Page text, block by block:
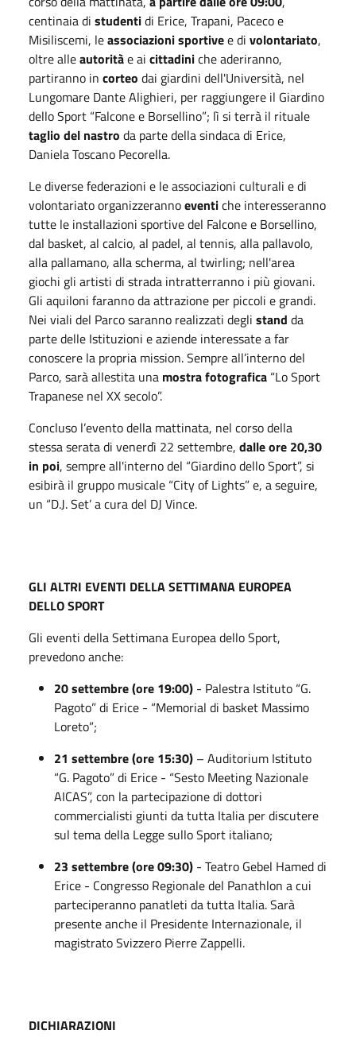
centinaia di studentidi Erice, Trapani, Paceco e
Misiliscemi, leassociazioni sportivee di volontariato,
oltre alleautoritàe ai cittadiniche aderiranno,
partiranno in corteo dai giardini dell'Università, nel
Lungomare Dante Alighieri, per raggiungere il Giardino
dello Sport “Falcone e Borsellino”; lì si terrà il rituale
taglio del nastro da parte della sindaca di Erice,
Daniela Toscano Pecorella.
Le diverse federazioni e le associazioni culturali e di
volontariato organizzerannoeventiche interesseranno
tutte le installazioni sportive del Falcone e Borsellino,
dal basket, al calcio, al padel, al tennis, alla pallavolo,
alla pallamano, alla scherma, al twirling; nell'area
giochi gli artisti di strada intratterranno i più giovani.
Gli aquiloni faranno da attrazione per piccoli e grandi.
Nei viali del Parco saranno realizzati degli stand da
parte delle Istituzioni e aziende interessate a far
conoscere la propria mission. Sempre all’interno del
Parco, sarà allestita una mostra fotografica “Lo Sport
Trapanese nel XX secolo”.
Concluso l’evento della mattinata, nel corso della
stessa serata di venerdì 22 settembre, dalle ore 20,30
in poi, sempre all'interno del “Giardino dello Sport”, si
esibirà il gruppo musicale “City of Lights” e, a seguire,
un “D.J. Set’ a cura del DJ Vince.
GLI ALTRI EVENTI DELLA SETTIMANA EUROPEA
DELLO SPORT
Gli eventi della Settimana Europea dello Sport,
prevedono anche:
20 settembre (ore 19:00) - Palestra Istituto “G.
Pagoto” di Erice - “Memorial di basket Massimo
Loreto”;
21 settembre (ore 15:30) – Auditorium Istituto
“G. Pagoto” di Erice - “Sesto Meeting Nazionale
AICAS”, con la partecipazione di dottori
commercialisti giunti da tutta Italia per discutere
sul tema della Legge sullo Sport italiano;
23 settembre (ore 09:30) - Teatro Gebel Hamed di
Erice - Congresso Regionale del Panathlon a cui
parteciperanno panatleti da tutta Italia. Sarà
presente anche il Presidente Internazionale, il
magistrato Svizzero Pierre Zappelli.
DICHIARAZIONI